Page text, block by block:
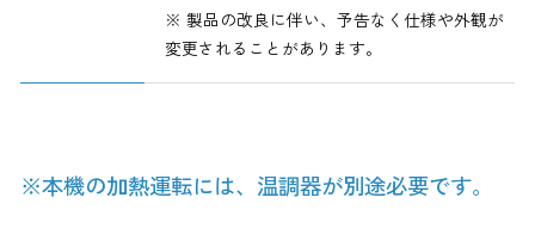
※ 製品の改良に伴い、予告なく仕様や外観が
変更されることがあります。
※本機の加熱運転には、温調器が別途必要です。